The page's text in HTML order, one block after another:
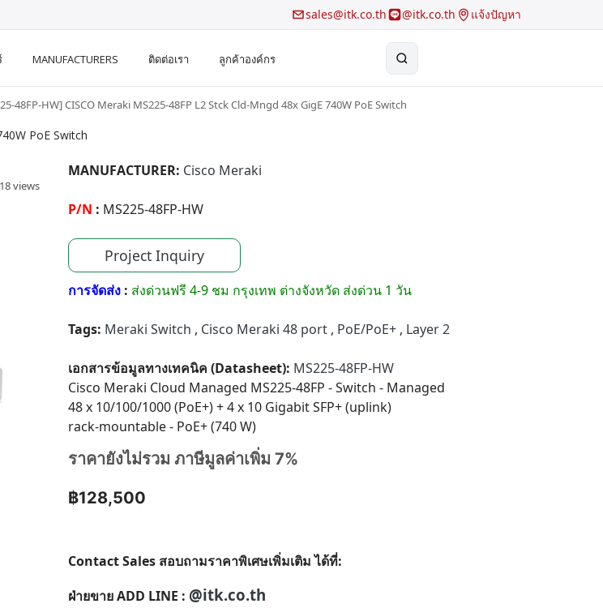
sales@itk.co.th @itk.co.th แจ้งปัญหา
MANUFACTURERS ติดต่อเรา ลูกค้าองค์กร
Search ×
48FP-HW] CISCO Meraki MS225-48FP L2 Stck Cld-Mngd 48x GigE 740W PoE Switch
PoE Switch
views
MANUFACTURER: Cisco Meraki
P/N : MS225-48FP-HW
Project Inquiry
การจัดส่ง : ส่งด่วนฟรี 4-9 ชม กรุงเทพ ต่างจังหวัด ส่งด่วน 1 วัน
Tags: Meraki Switch , Cisco Meraki 48 port , PoE/PoE+ , Layer 2
เอกสารข้อมูลทางเทคนิค (Datasheet): MS225-48FP-HW
Cisco Meraki Cloud Managed MS225-48FP - Switch - Managed
48 x 10/100/1000 (PoE+) + 4 x 10 Gigabit SFP+ (uplink)
rack-mountable - PoE+ (740 W)
ราคายังไม่รวม ภาษีมูลค่าเพิ่ม 7%
฿128,500
Contact Sales สอบถามราคาพิเศษเพิ่มเติม ได้ที่:
ฝ่ายขาย ADD LINE : @itk.co.th